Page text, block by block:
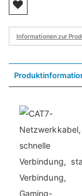
Informationen zur